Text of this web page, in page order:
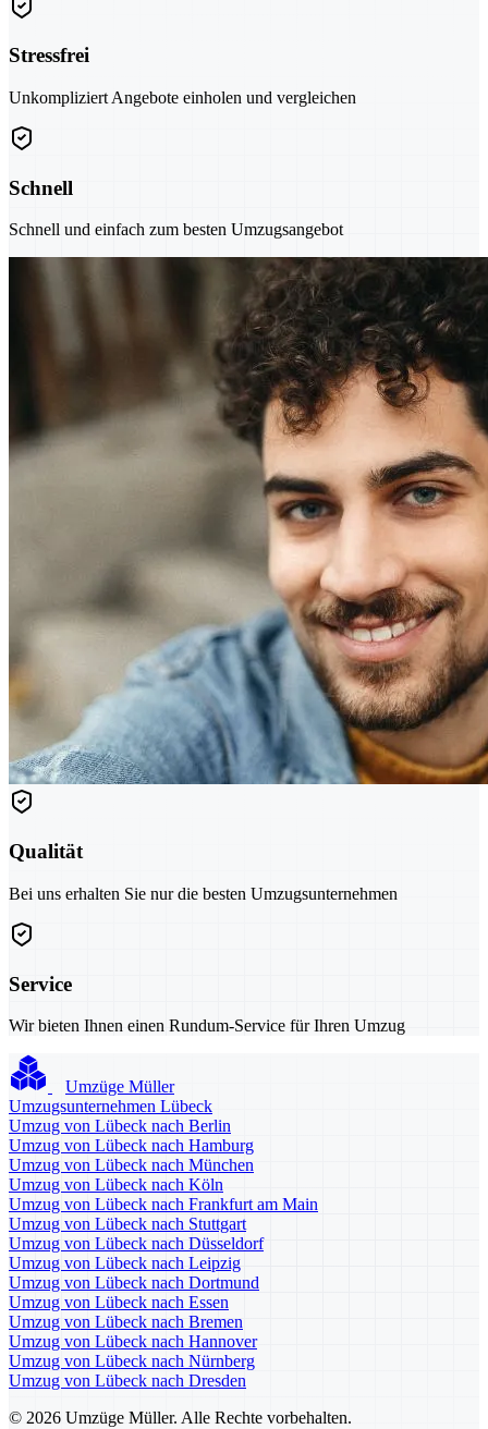
Stressfrei
Unkompliziert Angebote einholen und vergleichen
Schnell
Schnell und einfach zum besten Umzugsangebot
Qualität
Bei uns erhalten Sie nur die besten Umzugsunternehmen
Service
Wir bieten Ihnen einen Rundum-Service für Ihren Umzug
Umzüge Müller
Umzugsunternehmen Lübeck
Umzug von Lübeck nach Berlin
Umzug von Lübeck nach Hamburg
Umzug von Lübeck nach München
Umzug von Lübeck nach Köln
Umzug von Lübeck nach Frankfurt am Main
Umzug von Lübeck nach Stuttgart
Umzug von Lübeck nach Düsseldorf
Umzug von Lübeck nach Leipzig
Umzug von Lübeck nach Dortmund
Umzug von Lübeck nach Essen
Umzug von Lübeck nach Bremen
Umzug von Lübeck nach Hannover
Umzug von Lübeck nach Nürnberg
Umzug von Lübeck nach Dresden
© 2026 Umzüge Müller. Alle Rechte vorbehalten.